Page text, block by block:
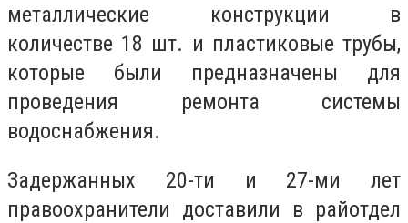
металлические конструкции в
количестве 18 шт. и пластиковые трубы,
которые были предназначены для
проведения ремонта системы
водоснабжения.
Задержанных 20-ти и 27-ми лет
правоохранители доставили в райотдел